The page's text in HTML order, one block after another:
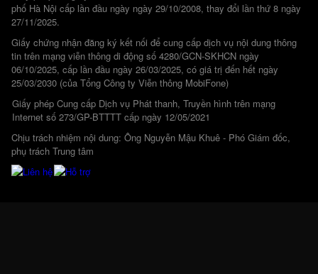
phố Hà Nội cấp lần đầu ngày ngày 29/10/2008, thay đổi lần thứ 8 ngày
27/11/2025.
Giấy chứng nhận đăng ký kết nối để cung cấp dịch vụ nội dung thông
tin trên mạng viễn thông di động số 4280/GCN-SKHCN ngày
06/10/2025, cấp lần đầu ngày 26/03/2025, có giá trị đến hết ngày
25/03/2030 (của Tổng Công ty Viễn thông MobiFone)
Giấy phép Cung cấp Dịch vụ Phát thanh, Truyền hình trên mạng
Internet số 273/GP-BTTTT cấp ngày 12/05/2021
Chịu trách nhiệm nội dung: Ông Nguyễn Mậu Khuê - Phó Giám đốc,
phụ trách Trung tâm